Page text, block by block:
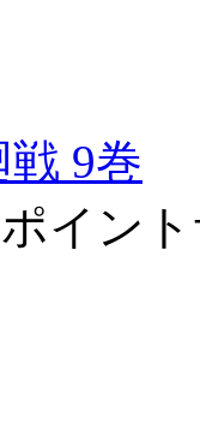
9巻
イン